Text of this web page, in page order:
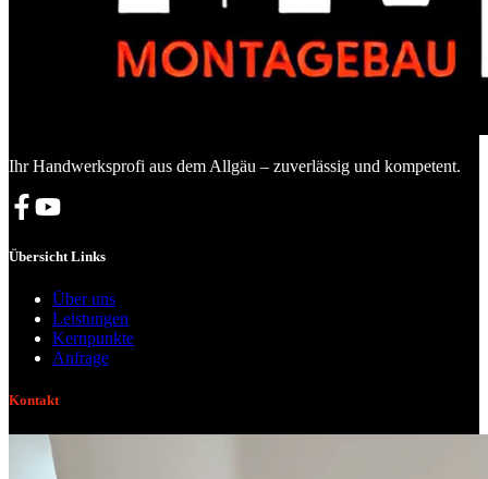
Ihr Handwerksprofi aus dem Allgäu – zuverlässig und kompetent.
Übersicht Links
Über uns
Leistungen
Kernpunkte
Anfrage
Kontakt